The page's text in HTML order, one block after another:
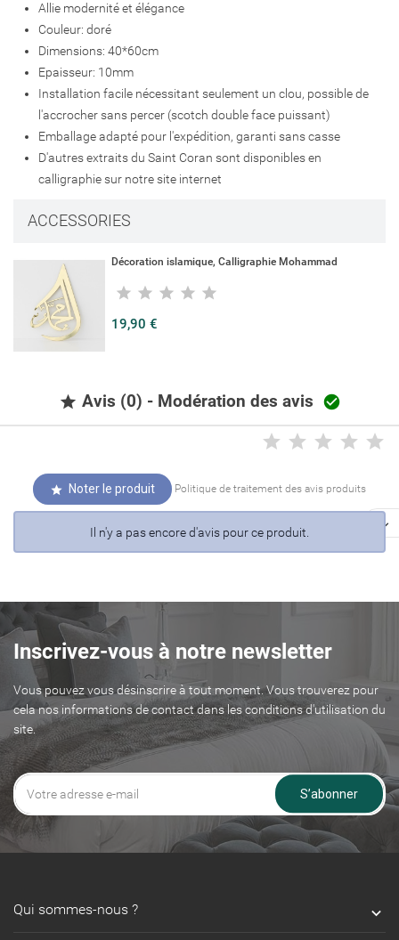
Allie modernité et élégance
Couleur: doré
Dimensions: 40*60cm
Epaisseur: 10mm
Installation facile nécessitant seulement un clou, possible de
l'accrocher sans percer (scotch double face puissant)
Emballage adapté pour l'expédition, garanti sans casse
D'autres extraits du Saint Coran sont disponibles en
calligraphie sur notre site internet
ACCESSORIES
Décoration islamique, Calligraphie Mohammad
19,90 €
 Avis (0) - Modération des avis 
 Noter le produit Politique de traitement des avis produits

Il n'y a pas encore d'avis pour ce produit.
Inscrivez-vous à notre newsletter
Vous pouvez vous désinscrire à tout moment. Vous trouverez pour
cela nos informations de contact dans les conditions d'utilisation du
site.
S’abonner
Qui sommes-nous ? 